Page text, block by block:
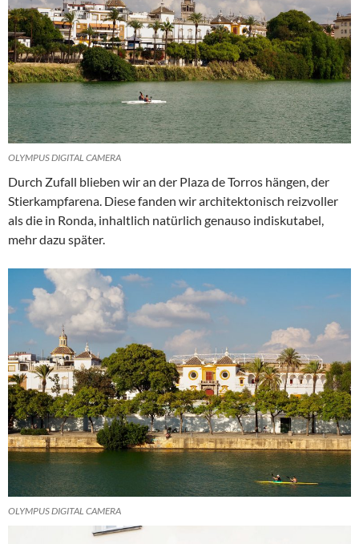
OLYMPUS DIGITAL CAMERA
Durch Zufall blieben wir an der Plaza de Torros hängen, der
Stierkampfarena. Diese fanden wir architektonisch reizvoller
als die in Ronda, inhaltlich natürlich genauso indiskutabel,
mehr dazu später.
OLYMPUS DIGITAL CAMERA